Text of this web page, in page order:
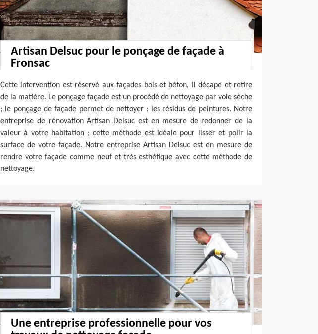
Artisan Delsuc pour le ponçage de façade à
Fronsac
Cette intervention est réservé aux façades bois et béton, il décape et retire
de la matière. Le ponçage façade est un procédé de nettoyage par voie sèche
; le ponçage de façade permet de nettoyer : les résidus de peintures. Notre
entreprise de rénovation Artisan Delsuc est en mesure de redonner de la
valeur à votre habitation ; cette méthode est idéale pour lisser et polir la
surface de votre façade. Notre entreprise Artisan Delsuc est en mesure de
rendre votre façade comme neuf et très esthétique avec cette méthode de
nettoyage.
Une entreprise professionnelle pour vos